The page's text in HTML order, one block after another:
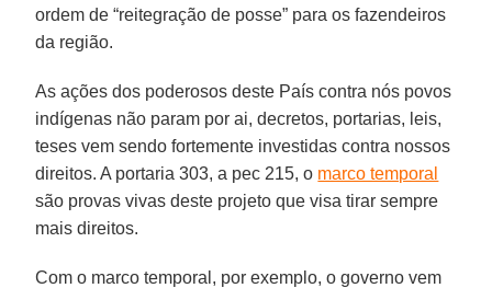
ordem de “reitegração de posse” para os fazendeiros
da região.
As ações dos poderosos deste País contra nós povos
indígenas não param por ai, decretos, portarias, leis,
teses vem sendo fortemente investidas contra nossos
direitos. A portaria 303, a pec 215, o marco temporal
são provas vivas deste projeto que visa tirar sempre
mais direitos.
Com o marco temporal, por exemplo, o governo vem